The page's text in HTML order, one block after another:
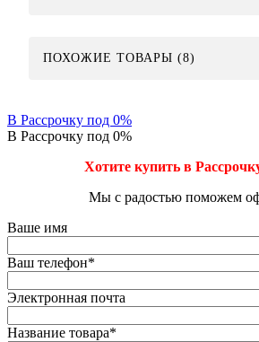
ПОХОЖИЕ ТОВАРЫ (8)
В Рассрочку под 0%
В Рассрочку под 0%
Хотите купить в
Мы с радостью поможем
Ваше имя
Ваш телефон*
Электронная почта
Название товара*